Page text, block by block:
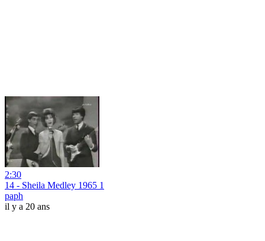
2:30
14 - Sheila Medley 1965 1
paph
il y a 20 ans